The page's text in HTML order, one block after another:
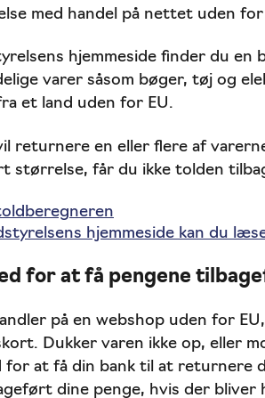
med handel på nettet uden for
hjemmeside finder du
varer såsom bøger, tøj og
et land uden for EU.
returnere en eller flere af
størrelse, får du ikke tolden
hjemmeside kan du
for at få pengene
på en webshop uden for
Dukker varen ikke op, eller
for at få din bank til at returnere
dine penge, hvis der